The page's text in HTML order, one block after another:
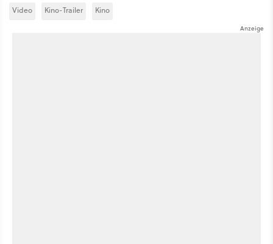
Video Kino-Trailer Kino